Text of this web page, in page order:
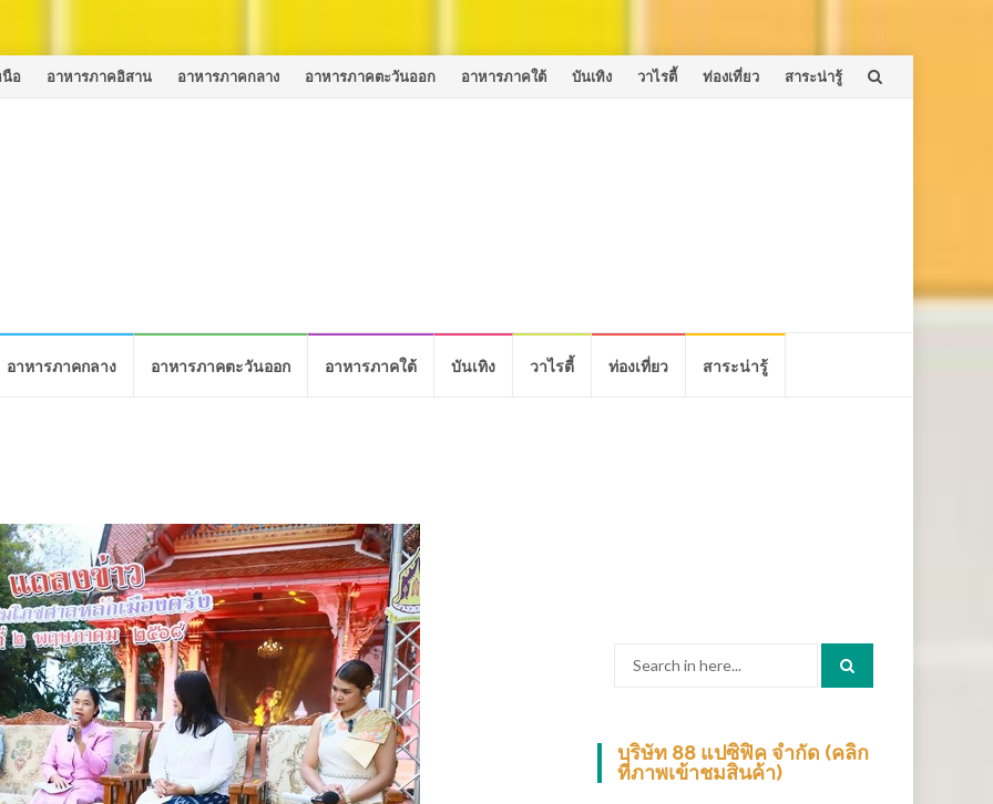
นือ อาหารภาคอิสาน อาหารภาคกลาง อาหารภาคตะวันออก อาหารภาคใต้ บันเทิง วาไรตี้ ท่องเที่ยว สาระน่ารู้
อาหารภาคกลาง อาหารภาคตะวันออก อาหารภาคใต้ บันเทิง วาไรตี้ ท่องเที่ยว สาระน่ารู้
บริษัท 88 แปซิฟิค จำกัด (คลิก
ที่ภาพเข้าชมสินค้า)